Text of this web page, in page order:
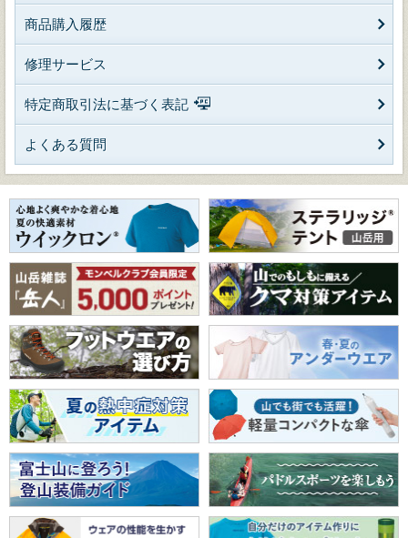
商品購入履歴
修理サービス
特定商取引法に基づく表記
よくある質問